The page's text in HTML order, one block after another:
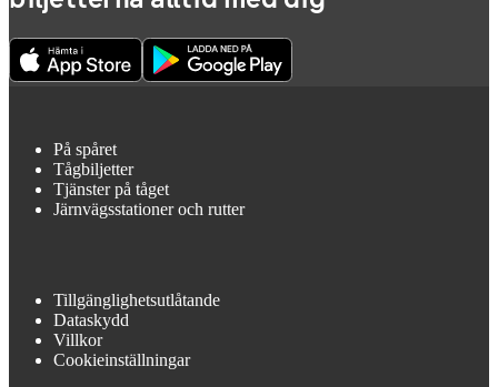
På spåret
Tågbiljetter
Tjänster på tåget
Järnvägsstationer och rutter
Tillgänglighetsutlåtande
Dataskydd
Villkor
Cookieinställningar